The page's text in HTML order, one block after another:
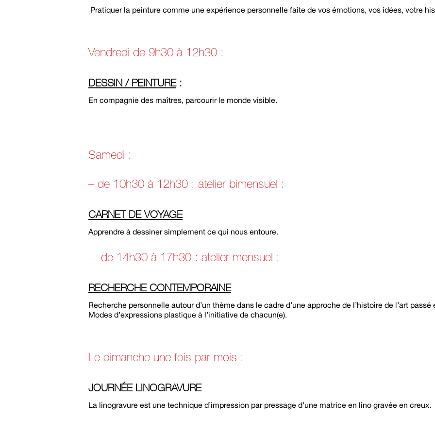
Pratiquer la peinture comme une expérience personnelle faite de vos émotions, vos idées, votre
Vendredi de 9h30 à 12h30 :
DESSIN / PEINTURE:
En compagnie des maîtres, parcourir le monde visible.
Samedi :
– de 10h30 à 12h30 : atelier bimensuel :
CARNET DE VOYAGE
Apprendre à dessiner simplement ce qui nous entoure.
– de 14h30 à 17h30 : atelier mensuel :
RECHERCHE CONTEMPORAINE
Recherche personnelle autour d’un thème dans le cadre d’une approche de l’histoire de l’art
Modes d’expressions plastique à l’initiative de chacun(e).
Le dimanche une fois par mois :
JOURNÉE LINOGRAVURE
La linogravure est une technique d’impression par pressage d’une matrice en lino gravée en creux.